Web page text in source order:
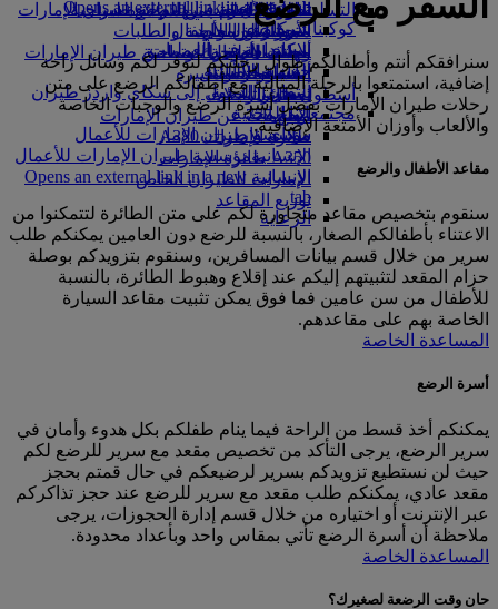
تناول الطعام في الدرجة السياحية
الممتازة
وجبات الدرجة السياحية
المشروبات
أسطول طائراتنا
بوينج 777
طائرة الإمارات A380
A350 طائرة الإمارات
الإمارات للطيران الخاص
توزيع المقاعد
السوق الحرة
متجرنا الرسمي
التسلية للأطفال
الترفيه عن الأطفال
ألعاب الأطفال
أنشطة للأطفال
in a new tab
كوكبنا
الاستدامة في العمليات
السياسة البيئية
التقارير البيئية
مجتمعاتنا المحلية
مؤسسة طيران الإمارات للأعمال
الإنسانيةمؤسسة طيران الإمارات للأعمال
الإنسانية Opens an external link in a new
tab
الرعاية
Opens an external link in a new tab
شركاؤنا
سكاي واردز رايل
حاسبة الأميال
تسجيل الدخول إلى سكاي واردز طيران
الإمارات
سكاي واردز+
السفر لأصحاب الهمم مع طيران الإمارات
المساعدة الخاصة والطلبات
تجربتكم على متن الطائرة
الأدوات والموارد
الهاتف المتحرك وتطبيق طيران الإمارات
إلغاء حجز أو تغييره
تعطل الرحلات
معلومات عن طيران الإمارات
سنرافقكم أنتم وأطفالكم طوال رحلتكم لنوفر لكم وسائل راحة
إضافية، استمتعوا بالرحلة المثالية مع أطفالكم الرضع على متن
رحلات طيران الإمارات بفضل أسرة الرضع والوجبات الخاصة
والألعاب وأوزان الأمتعة الإضافية.
مقاعد الأطفال والرضع
سنقوم بتخصيص مقاعد متجاورة لكم على متن الطائرة لتتمكنوا من
الاعتناء بأطفالكم الصغار، بالنسبة للرضع دون العامين يمكنكم طلب
سرير من خلال قسم بيانات المسافرين، وسنقوم بتزويدكم بوصلة
حزام المقعد لتثبيتهم إليكم عند إقلاع وهبوط الطائرة، بالنسبة
للأطفال من سن عامين فما فوق يمكن تثبيت مقاعد السيارة
الخاصة بهم على مقاعدهم.
المساعدة الخاصة
أسرة الرضع
يمكنكم أخذ قسط من الراحة فيما ينام طفلكم بكل هدوء وأمان في
سرير الرضع، يرجى التأكد من تخصيص مقعد مع سرير للرضع لكم
حيث لن نستطيع تزويدكم بسرير لرضيعكم في حال قمتم بحجز
مقعد عادي، يمكنكم طلب مقعد مع سرير للرضع عند حجز تذاكركم
عبر الإنترنت أو اختياره من خلال قسم إدارة الحجوزات، يرجى
ملاحظة أن أسرة الرضع تأتي بمقاس واحد وبأعداد محدودة.
المساعدة الخاصة
حان وقت الرضعة لصغيرك؟